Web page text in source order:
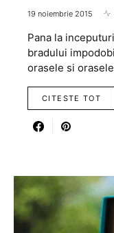
19 noiembrie 2015
Pana la
bradului
orasele si
CITESTE TOT